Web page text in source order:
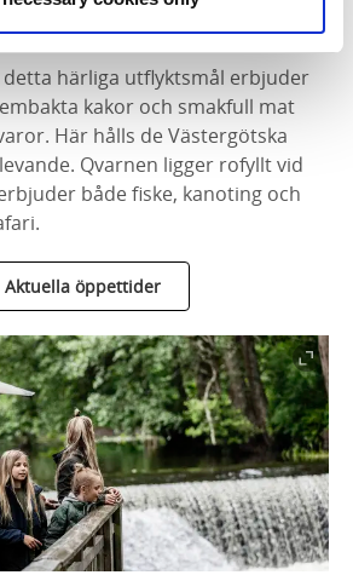
detta härliga utflyktsmål erbjuder
kakor och smakfull mat
Här hålls de Västergötska
Qvarnen ligger rofyllt vid
både fiske, kanoting och
Aktuella öppettider